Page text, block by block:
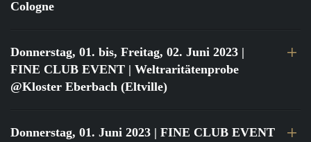
Cologne
Donnerstag, 01. bis, Freitag, 02. Juni 2023 |
FINE CLUB EVENT | Weltraritätenprobe
@Kloster Eberbach (Eltville)
Donnerstag, 01. Juni 2023 | FINE CLUB EVENT